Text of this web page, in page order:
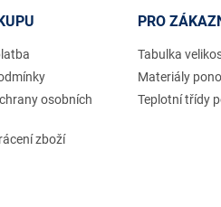
osobních
zboží
PRO
Tabulka
Materiály
Teplotní třídy